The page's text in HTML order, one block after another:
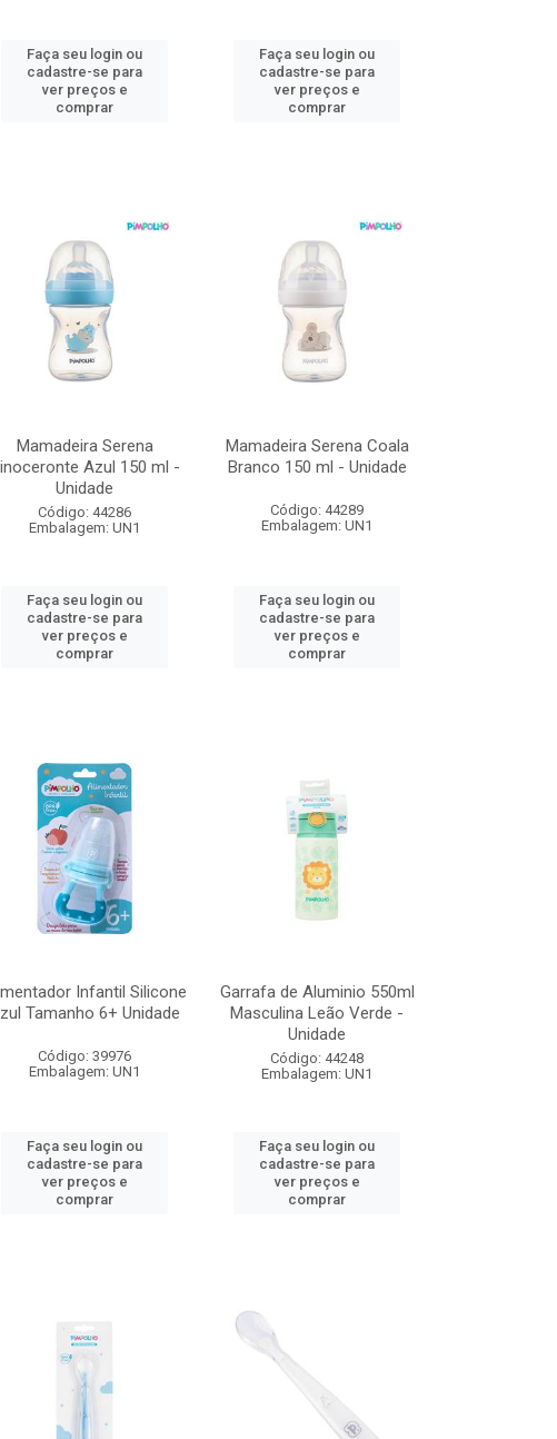
Faça seu login ou
cadastre-se para
ver preços e
comprar
Faça seu login ou
cadastre-se para
ver preços e
comprar
Mamadeira Serena
Azul 150 ml -
Unidade
Código: 44286
Embalagem: UN1
Faça seu login ou
cadastre-se para
ver preços e
comprar
Mamadeira Serena Coala
Branco 150 ml - Unidade
Código: 44289
Embalagem: UN1
Faça seu login ou
cadastre-se para
ver preços e
comprar
Infantil Silicone
Tamanho 6+ Unidade
Código: 39976
Embalagem: UN1
Faça seu login ou
cadastre-se para
ver preços e
comprar
Garrafa de Aluminio 550ml
Masculina Leão Verde -
Unidade
Código: 44248
Embalagem: UN1
Faça seu login ou
cadastre-se para
ver preços e
comprar